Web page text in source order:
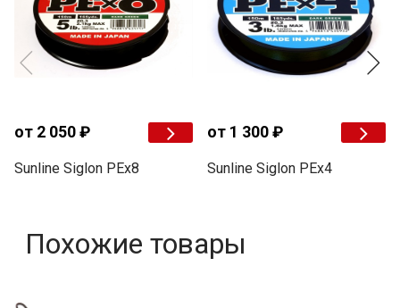
от 2 050 ₽
Sunline Siglon PEx8
от 1 300 ₽
Sunline Siglon PEx4
Похожие товары